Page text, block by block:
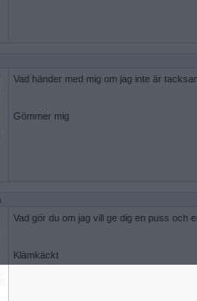
Vad händer med mig om jag inte är
Gömmer mig
Vad gör du om jag vill ge dig en puss och
Klämkäckt